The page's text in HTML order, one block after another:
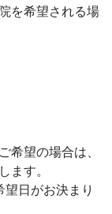
を希望される場
希望の場合は、
す。
日がお決まり